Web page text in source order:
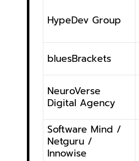
HypeDev Group
bluesBrackets
NeuroVerse
Digital Agency
Software Mind /
Netguru /
Innowise